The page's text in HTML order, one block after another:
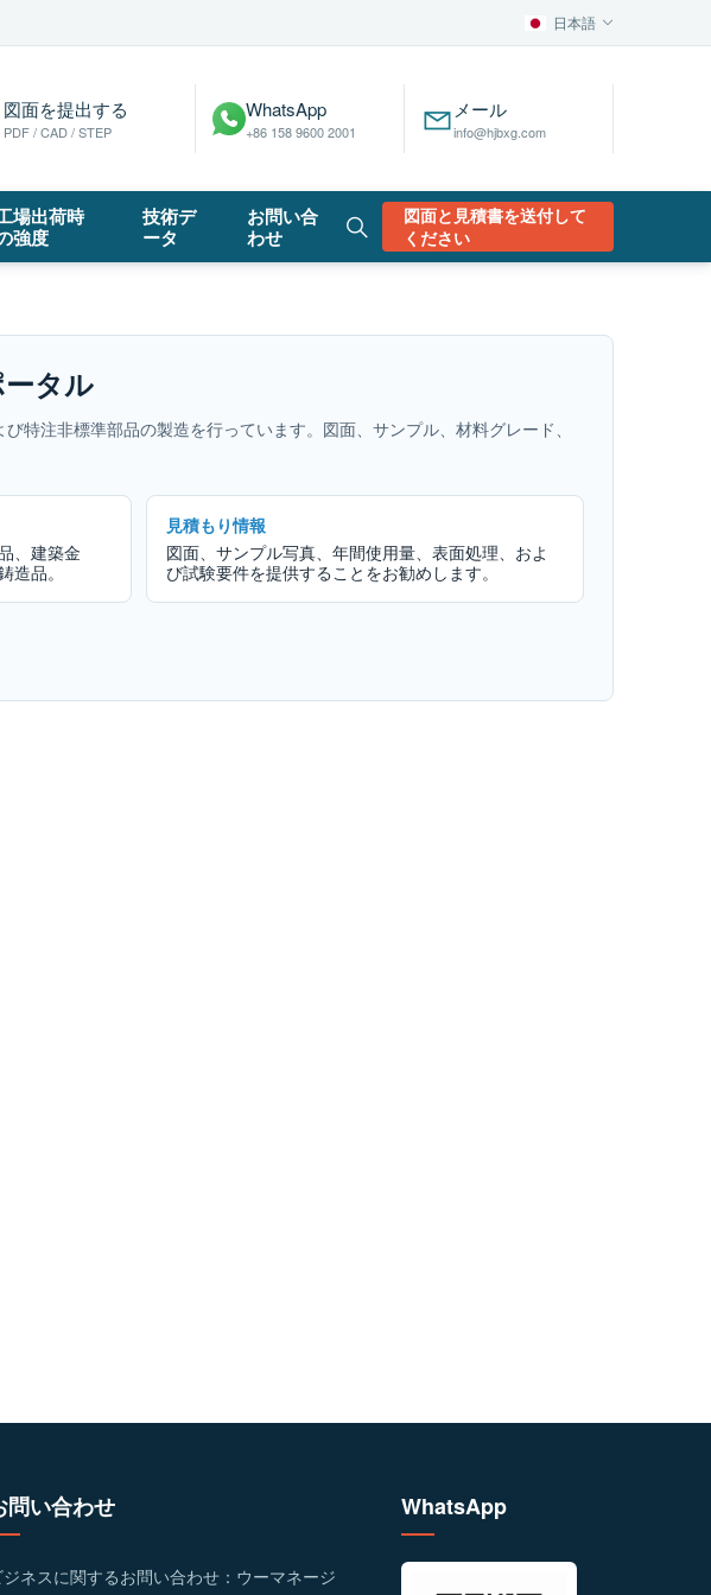
日本語
図面を提出する
PDF / CAD / STEP
WhatsApp
+86 158 9600 2001
メール
info@hjbxg.com
場出荷時
強度
技術デ
ータ
お問い合
わせ
図面と見積書を送付して
ください
タル
注非標準部品の製造を行っています。図面、サンプル、材料グレード、
、建築金
造品。
見積もり情報
図面、サンプル写真、年間使用量、表面処理、およ
び試験要件を提供することをお勧めします。
問い合わせ
ジネスに関するお問い合わせ：ウーマネージ
WhatsApp